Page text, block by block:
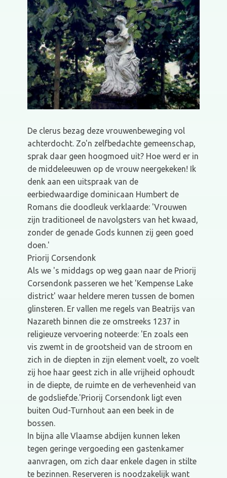
De clerus bezag deze vrouwenbeweging vol
achterdocht. Zo'n zelfbedachte gemeenschap,
sprak daar geen hoogmoed uit? Hoe werd er in
de middeleeuwen op de vrouw neergekeken! Ik
denk aan een uitspraak van de
eerbiedwaardige dominicaan Humbert de
Romans die doodleuk verklaarde: 'Vrouwen
zijn traditioneel de navolgsters van het kwaad,
zonder de genade Gods kunnen zij geen goed
doen.'
Priorij Corsendonk
Als we 's middags op weg gaan naar de Priorij
Corsendonk passeren we het 'Kempense Lake
district' waar heldere meren tussen de bomen
glinsteren. Er vallen me regels van Beatrijs van
Nazareth binnen die ze omstreeks 1237 in
religieuze vervoering noteerde: 'En zoals een
vis zwemt in de grootsheid van de stroom en
zich in de diepten in zijn element voelt, zo voelt
zij hoe haar geest zich in alle vrijheid ophoudt
in de diepte, de ruimte en de verhevenheid van
de godsliefde.'Priorij Corsendonk ligt even
buiten Oud-Turnhout aan een beek in de
bossen.
In bijna alle Vlaamse abdijen kunnen leken
tegen geringe vergoeding een gastenkamer
aanvragen, om zich daar enkele dagen in stilte
te bezinnen. Reserveren is noodzakelijk want